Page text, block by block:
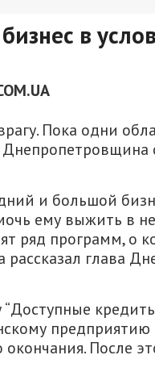
в
Пока одни
и большой
ему выжить в
ряд программ, о
глава
предприятию
После